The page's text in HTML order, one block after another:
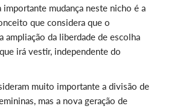
importante mudança neste nicho é a
que considera que o
ampliação da liberdade de escolha
irá vestir, independente do
muito importante a divisão de
mas a nova geração de